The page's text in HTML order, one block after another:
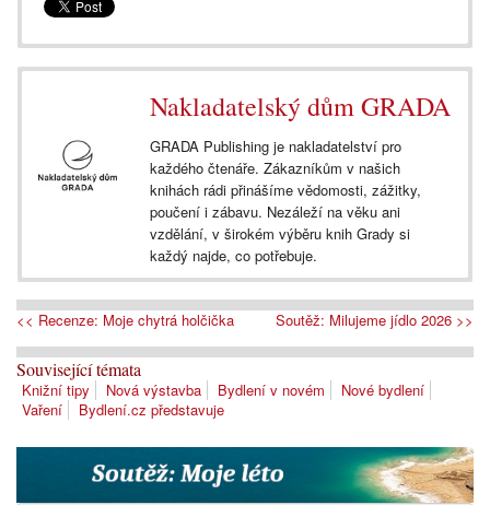
Nakladatelský dům GRADA
GRADA Publishing je nakladatelství pro
každého čtenáře. Zákazníkům v našich
knihách rádi přinášíme vědomosti, zážitky,
poučení i zábavu. Nezáleží na věku ani
vzdělání, v širokém výběru knih Grady si
každý najde, co potřebuje.
<< Recenze: Moje chytrá holčička Soutěž: Milujeme jídlo 2026 >>
Související témata
Knižní tipy Nová výstavba Bydlení v novém
Nové bydlení
Vaření
Bydlení.cz představuje